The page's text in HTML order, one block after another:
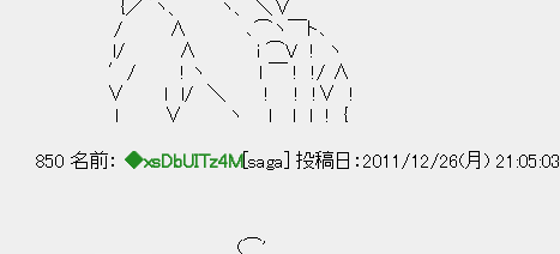
{／｀ヽ、 ヽ、 ＼∨
/ ∧ ､⌒ヽ￣ト､
l/ ∧ i ⌒V ! ヽ
′/ ! ヽ l ￣ ! !/ ∧
∨ l l/ ＼ ! ! !∨ !
l ∨ ヽ ｌ l l ! {
850 名前： ◆xsDbUITz4M [saga] 投稿日：2011/12/26(月) 21:05:03
＿＿＿ (⌒'